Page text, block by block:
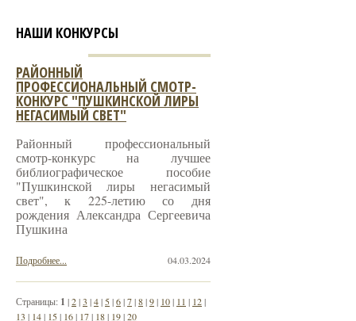
НАШИ КОНКУРСЫ
РАЙОННЫЙ
ПРОФЕССИОНАЛЬНЫЙ СМОТР-
КОНКУРС "ПУШКИНСКОЙ ЛИРЫ
НЕГАСИМЫЙ СВЕТ"
Районный профессиональный
смотр-конкурс на лучшее
библиографическое пособие
"Пушкинской лиры негасимый
свет", к 225-летию со дня
рождения Александра Сергеевича
Пушкина
04.03.2024
Подробнее...
Страницы: 1 |2|3 |4| 5|6|7|8|9| 10| 11 | 12|
13 | 14| 15| 16| 17| 18| 19|20